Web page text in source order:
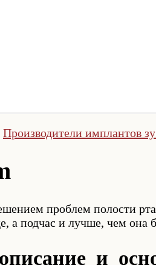
Производители имплантов
проблем полости
а подчас и лучше, чем она
и